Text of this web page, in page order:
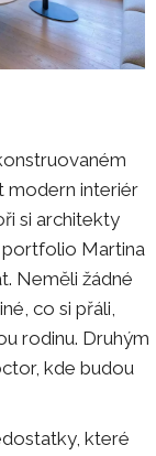
modern interiér
si architekty
portfolio Martina
Neměli žádné
co si přáli,
rodinu. Druhým
kde budou
které